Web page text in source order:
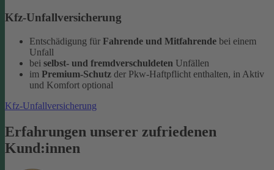
Kfz-Unfallversicherung
Entschädigung für Fahrende und Mitfahrende bei einem
Unfall
bei selbst- und fremdverschuldeten Unfällen
im Premium-Schutz der Pkw-Haftpflicht enthalten, in Aktiv
und Komfort optional
Kfz-Unfallversicherung
Erfahrungen unserer zufriedenen
Kund:innen